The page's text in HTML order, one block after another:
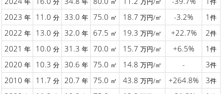
2023 年 11.0 分 33.0 年 75.0 ㎡ 18.7 万円/㎡ -3.2% 1 件
2022 年 13.0 分 32.0 年 67.5 ㎡ 19.3 万円/㎡ +22.7% 2件
2021 年 10.0 分 31.3 年 70.0 ㎡ 15.7 万円/㎡ +6.5% 1 件
2020 年 10.3 分 30.6 年 75.0 ㎡ 14.8 万円/㎡ - 3件
2010 年 11.7 分 20.7 年 75.0 ㎡ 43.8 万円/㎡ +264.8% 3件